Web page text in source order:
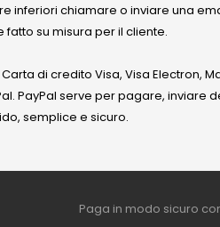
inferiori chiamare o inviare una
fatto su misura per il cliente.
di credito Visa, Visa Electron,
PayPal serve per pagare, inviare
semplice e sicuro.
Paga in modo sicuro